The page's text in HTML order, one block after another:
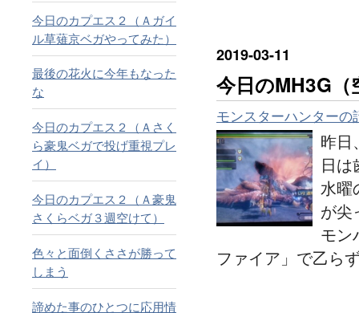
2019-03-11
今日のMH3G
モンスターハンターの
昨日
日
水曜
が尖
モン
ファイア」で乙ら
今日のカプエス２（Ａガイ
ル草薙京ベガやってみた）
最後の花火に今年もなった
な
今日のカプエス２（Ａさく
ら豪鬼ベガで投げ重視プレ
イ）
今日のカプエス２（Ａ豪鬼
さくらベガ３週空けて）
色々と面倒くささが勝って
しまう
諦めた事のひとつに応用情